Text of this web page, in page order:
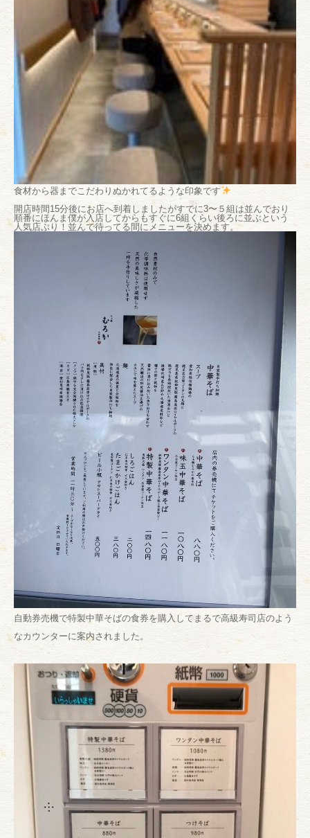
食材から器までこだわりぬかれてるような印象です
開店時間15分後にお店へ到着しましたがすでに3〜５組は並んでおり
順番にほんま僕が入店してからもすぐに6組くらい後ろに並ぶという
人気店ぶり！並んで待ってる間にメニューを決めます。
自動券売機で特製中華そばの食券を購入してまるで高級寿司店のよう
なカウンターに案内されました。